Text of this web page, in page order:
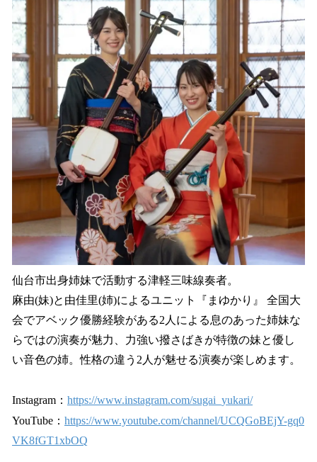
仙台市出身姉妹で活動する津軽三味線奏者。
麻由(妹)と由佳里(姉)によるユニット『まゆかり』 全国大
会でアベック優勝経験がある2人による息のあった姉妹な
らではの演奏が魅力、力強い撥さばきが特徴の妹と優し
い音色の姉。性格の違う2人が魅せる演奏が楽しめます。
Instagram： https://www.instagram.com/sugai_yukari/
YouTube： https://www.youtube.com/channel/UCQGoBEjY-gq0
VK8fGT1xbOQ